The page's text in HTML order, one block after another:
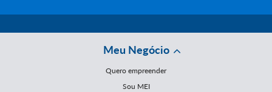
Meu Negócio
Quero empreender
Sou MEI